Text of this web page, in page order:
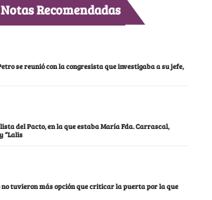
Notas Recomendadas
se reunió con la congresista que investigaba a su jefe,
del Pacto, en la que estaba María Fda. Carrascal,
“Lalis
no tuvieron más opción que criticar la puerta por la que